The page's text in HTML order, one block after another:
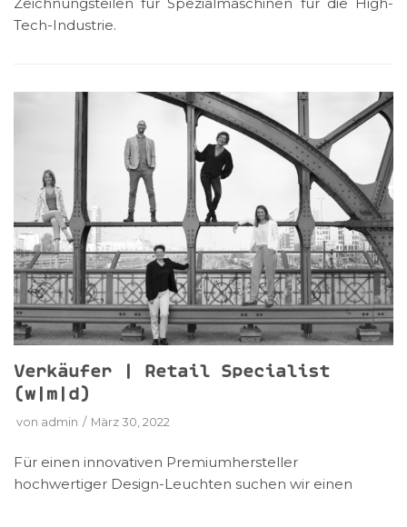
Tech-Industrie.
Verkäufer | Retail Specialist
(w|m|d)
von admin März 30, 2022
Für einen innovativen Premiumhersteller
hochwertiger Design-Leuchten suchen wir einen